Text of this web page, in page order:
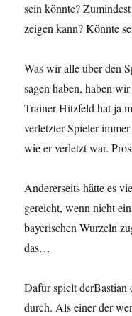
sein könnte?
zeigen kann? Könnte
Was wir alle über den
sagen haben, haben
Trainer Hitzfeld hat ja
verletzter Spieler
wie er verletzt war.
Andererseits hätte es
gereicht, wenn nicht
bayerischen Wurzeln
das…
Dafür spielt
durch. Als einer der